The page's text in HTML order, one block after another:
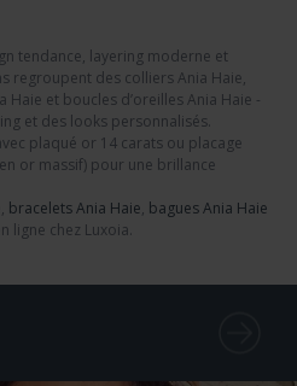
tendance, layering moderne et
regroupent des colliers Ania Haie,
Haie et boucles d’oreilles Ania Haie -
et des looks personnalisés.
plaqué or 14 carats ou placage
or massif) pour une brillance
, bracelets Ania Haie, bagues Ania Haie
ligne chez Luxoia.